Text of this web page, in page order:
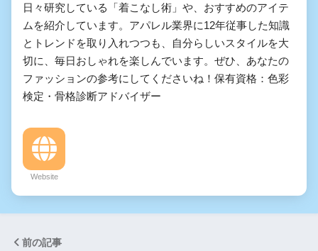
日々研究している「着こなし術」や、おすすめのアイテ
ムを紹介しています。アパレル業界に12年従事した知識
とトレンドを取り入れつつも、自分らしいスタイルを大
切に、毎日おしゃれを楽しんでいます。ぜひ、あなたの
ファッションの参考にしてくださいね！保有資格：色彩
検定・骨格診断アドバイザー
Website
前の記事